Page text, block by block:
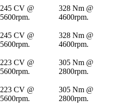
245 CV @
5600rpm.
328 Nm @
4600rpm.
245 CV @
5600rpm.
328 Nm @
4600rpm.
223 CV @
5600rpm.
305 Nm @
2800rpm.
223 CV @
5600rpm.
305 Nm @
2800rpm.